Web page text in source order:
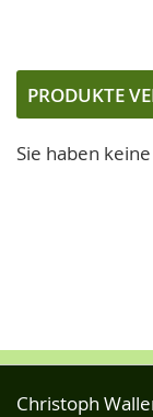
PRODUKTE
Sie haben
Christoph